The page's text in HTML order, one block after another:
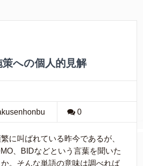
への個人的見解
0
に叫ばれている昨今であるが、
、BIDなどという言葉を聞いた
。そんな単語の意味は調べれば